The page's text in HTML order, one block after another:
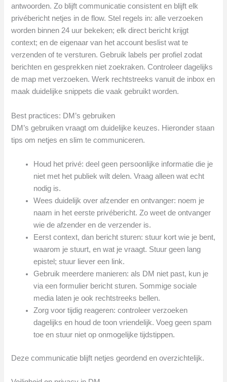
antwoorden. Zo blijft communicatie consistent en blijft elk
privébericht netjes in de flow. Stel regels in: alle verzoeken
worden binnen 24 uur bekeken; elk direct bericht krijgt
context; en de eigenaar van het account beslist wat te
verzenden of te versturen. Gebruik labels per profiel zodat
berichten en gesprekken niet zoekraken. Controleer dagelijks
de map met verzoeken. Werk rechtstreeks vanuit de inbox en
maak duidelijke snippets die vaak gebruikt worden.
Best practices: DM’s gebruiken
DM’s gebruiken vraagt om duidelijke keuzes. Hieronder staan
tips om netjes en slim te communiceren.
Houd het privé: deel geen persoonlijke informatie die je
niet met het publiek wilt delen. Vraag alleen wat echt
nodig is.
Wees duidelijk over afzender en ontvanger: noem je
naam in het eerste privébericht. Zo weet de ontvanger
wie de afzender en de verzender is.
Eerst context, dan bericht sturen: stuur kort wie je bent,
waarom je stuurt, en wat je vraagt. Stuur geen lang
epistel; stuur liever een link.
Gebruik meerdere manieren: als DM niet past, kun je
via een formulier bericht sturen. Sommige sociale
media laten je ook rechtstreeks bellen.
Zorg voor tijdig reageren: controleer verzoeken
dagelijks en houd de toon vriendelijk. Voeg geen spam
toe en stuur niet op onmogelijke tijdstippen.
Deze communicatie blijft netjes geordend en overzichtelijk.